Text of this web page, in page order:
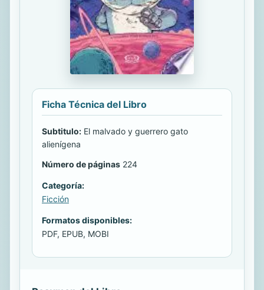
Ficha Técnica del Libro
Subtitulo: El malvado y guerrero gato
alienígena
Número de páginas 224
Categoría:
Ficción
Formatos disponibles:
PDF, EPUB, MOBI